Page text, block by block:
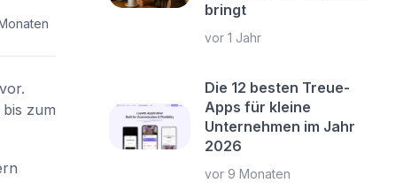
zum
bringt
vor 1 Jahr
Die 12 besten Treue-
Apps für kleine
Unternehmen im Jahr
2026
vor 9 Monaten